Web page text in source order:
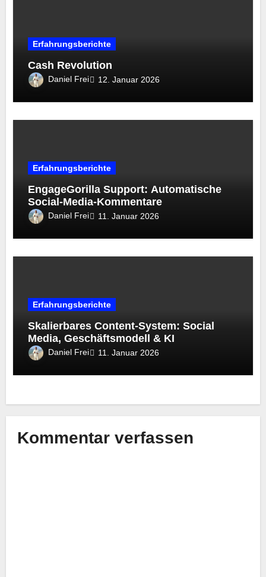
Erfahrungsberichte
Cash Revolution
Daniel Frei 12. Januar 2026
Erfahrungsberichte
EngageGorilla Support: Automatische
Social-Media-Kommentare
Daniel Frei 11. Januar 2026
Erfahrungsberichte
Skalierbares Content-System: Social
Media, Geschäftsmodell & KI
Daniel Frei 11. Januar 2026
Kommentar verfassen